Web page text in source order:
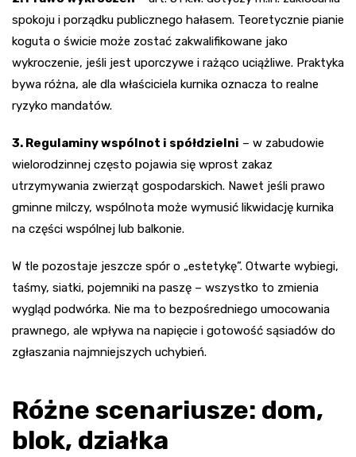
spokoju i porządku publicznego hałasem. Teoretycznie pianie
koguta o świcie może zostać zakwalifikowane jako
wykroczenie, jeśli jest uporczywe i rażąco uciążliwe. Praktyka
bywa różna, ale dla właściciela kurnika oznacza to realne
ryzyko mandatów.
3. Regulaminy wspólnot i spółdzielni – w zabudowie
wielorodzinnej często pojawia się wprost zakaz
utrzymywania zwierząt gospodarskich. Nawet jeśli prawo
gminne milczy, wspólnota może wymusić likwidację kurnika
na części wspólnej lub balkonie.
W tle pozostaje jeszcze spór o „estetykę”. Otwarte wybiegi,
taśmy, siatki, pojemniki na paszę – wszystko to zmienia
wygląd podwórka. Nie ma to bezpośredniego umocowania
prawnego, ale wpływa na napięcie i gotowość sąsiadów do
zgłaszania najmniejszych uchybień.
Różne scenariusze: dom,
blok, działka